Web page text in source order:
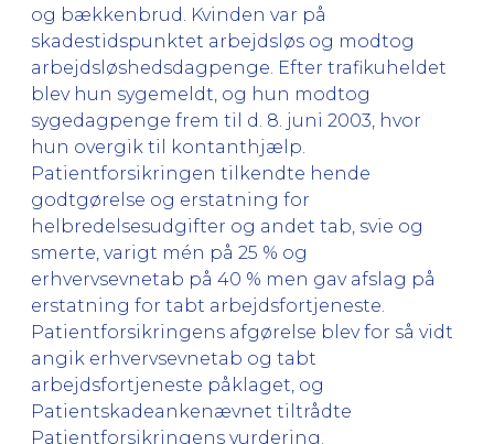
og bækkenbrud. Kvinden var på
skadestidspunktet arbejdsløs og modtog
arbejdsløshedsdagpenge. Efter trafikuheldet
blev hun sygemeldt, og hun modtog
sygedagpenge frem til d. 8. juni 2003, hvor
hun overgik til kontanthjælp.
Patientforsikringen tilkendte hende
godtgørelse og erstatning for
helbredelsesudgifter og andet tab, svie og
smerte, varigt mén på 25 % og
erhvervsevnetab på 40 % men gav afslag på
erstatning for tabt arbejdsfortjeneste.
Patientforsikringens afgørelse blev for så vidt
angik erhvervsevnetab og tabt
arbejdsfortjeneste påklaget, og
Patientskadeankenævnet tiltrådte
Patientforsikringens vurdering.